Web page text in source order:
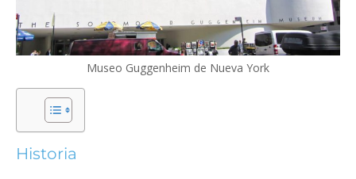
Museo Guggenheim de Nueva York
Historia